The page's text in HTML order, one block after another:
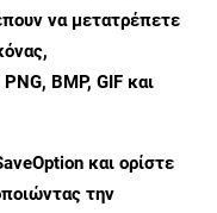
να μετατρέπετε
BMP, GIF και
και ορίστε
την